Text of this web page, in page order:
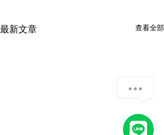
最新文章 查看全部